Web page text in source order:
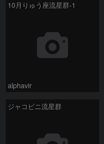
10月りゅう座流星群-1
alphavir
ジャコビニ流星群